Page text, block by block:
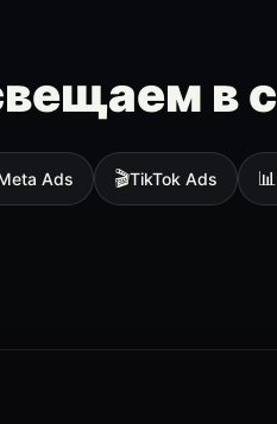
в
Ads 🎬TikTok Ads 📊